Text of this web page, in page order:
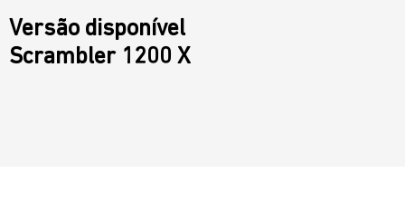
Versão disponível
Scrambler 1200 X